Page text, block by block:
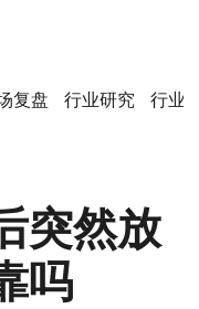
复盘 行业研究 行业
突然放
吗